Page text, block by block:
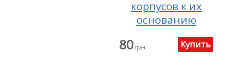
корпусов к их
основанию
80грн